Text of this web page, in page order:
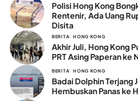
Polisi Hong Kong
Rentenir, Ada Uang
Disita
BERITA HONG KONG
Akhir Juli, Hong Kong
PRT Asing Paperan ke
BERITA HONG KONG
Badai Dolphin Terjang
Hembuskan Panas ke